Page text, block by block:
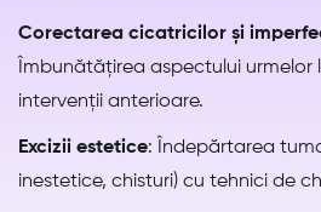
Corectarea cicatricilor și
Îmbunătățirea aspectului urmelor
intervenții anterioare.
Excizii estetice: Îndepărtarea
inestetice, chisturi) cu tehnici de